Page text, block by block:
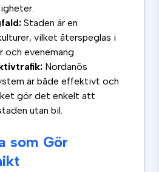
Staden är en
vilket återspeglas i
evenemang.
Nordanös
är både effektivt och
gör det enkelt att
utan bil.
som Gör